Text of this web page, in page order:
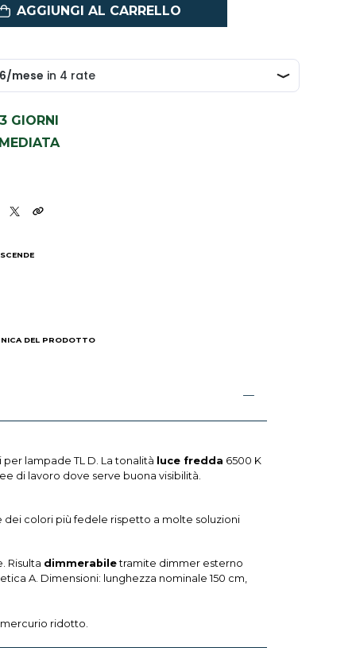
AGGIUNGI AL CARRELLO
GIORNI
DEL PRODOTTO
lampade TL D. La tonalità luce fredda 6500 K
di lavoro dove serve buona visibilità.
dei colori più fedele rispetto a molte soluzioni
Risulta dimmerabiletramite dimmer esterno
A. Dimensioni: lunghezza nominale 150 cm,
ridotto.